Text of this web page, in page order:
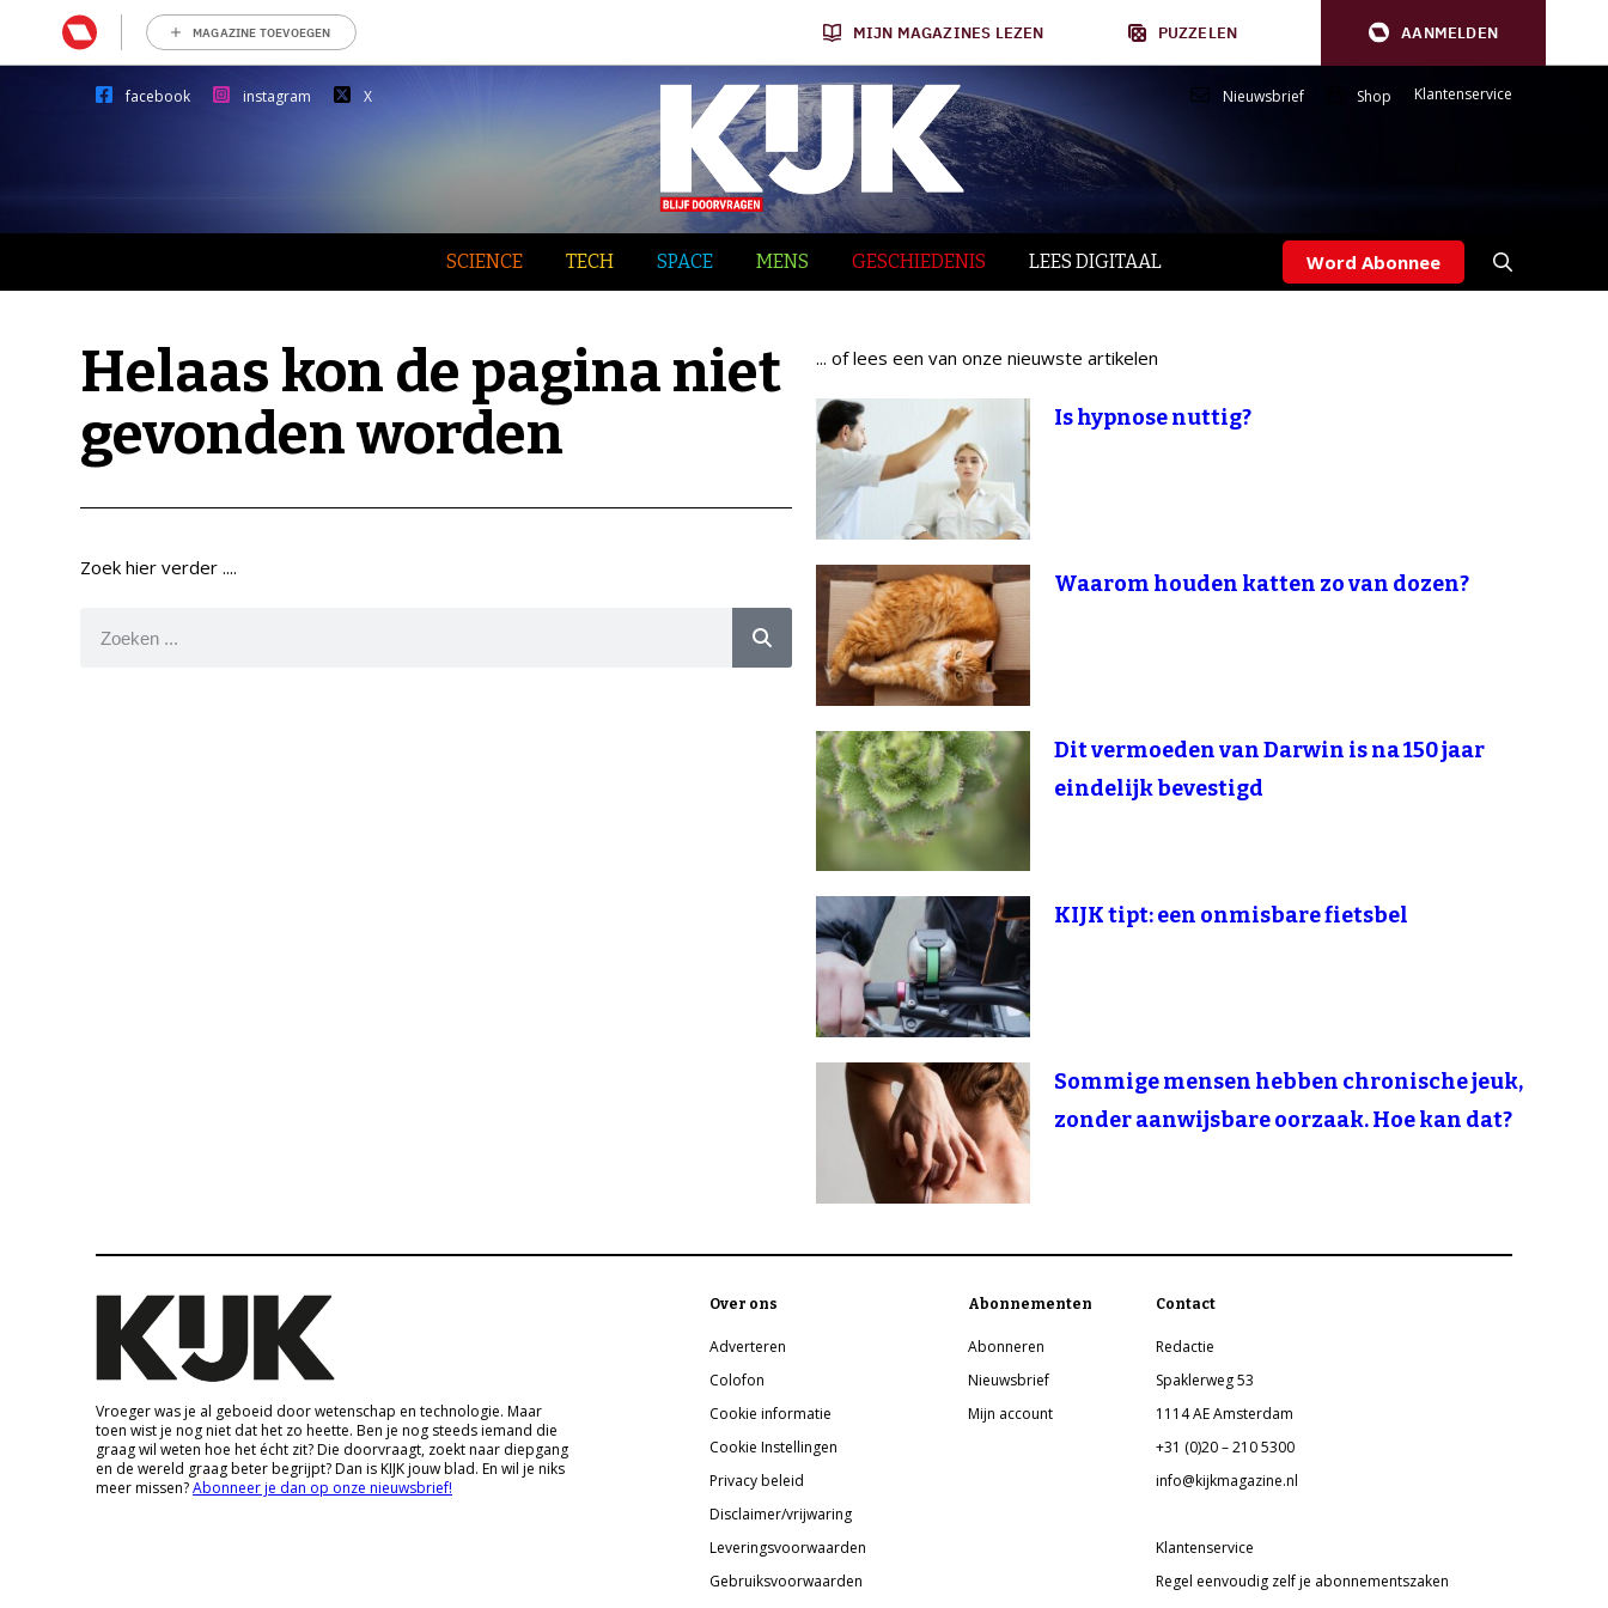
MAGAZINE TOEVOEGEN MIJN MAGAZINES LEZEN PUZZELEN AANMELDEN
facebook instagram X Nieuwsbrief Shop Klantenservice
SCIENCE TECH SPACE MENS GESCHIEDENIS LEES DIGITAAL Word Abonnee
Helaas kon de pagina niet
gevonden worden
Zoek hier verder ....
... of lees een van onze nieuwste artikelen
Is hypnose nuttig?
Waarom houden katten zo van dozen?
Dit vermoeden van Darwin is na 150 jaar
eindelijk bevestigd
KIJK tipt: een onmisbare fietsbel
Sommige mensen hebben chronische jeuk,
zonder aanwijsbare oorzaak. Hoe kan dat?
Vroeger was je al geboeid door wetenschap en technologie. Maar
toen wist je nog niet dat het zo heette. Ben je nog steeds iemand die
graag wil weten hoe het écht zit? Die doorvraagt, zoekt naar diepgang
en de wereld graag beter begrijpt? Dan is KIJK jouw blad. En wil je niks
meer missen?Abonneer je dan op onze nieuwsbrief!
Over ons
Adverteren
Colofon
Cookie informatie
Cookie Instellingen
Privacy beleid
Disclaimer/vrijwaring
Leveringsvoorwaarden
Gebruiksvoorwaarden
Abonnementen
Abonneren
Nieuwsbrief
Mijn account
Contact
Redactie
Spaklerweg 53
1114 AE Amsterdam
+31 (0)20 – 210 5300
info@kijkmagazine.nl
Klantenservice
Regel eenvoudig zelf je abonnementszaken